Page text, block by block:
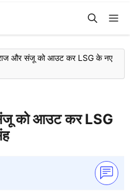
और संजू को आउट कर LSG के नए
को आउट कर LSG